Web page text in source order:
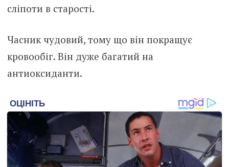
сліпоти в старості.
Часник чудовий, тому що він покращує
кровообіг. Він дуже багатий на
антиоксиданти.